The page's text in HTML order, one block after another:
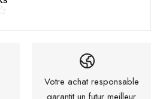
Votre achat responsable